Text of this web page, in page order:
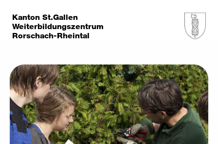
Kanton St.Gallen
Weiterbildungszentrum
Rorschach-Rheintal